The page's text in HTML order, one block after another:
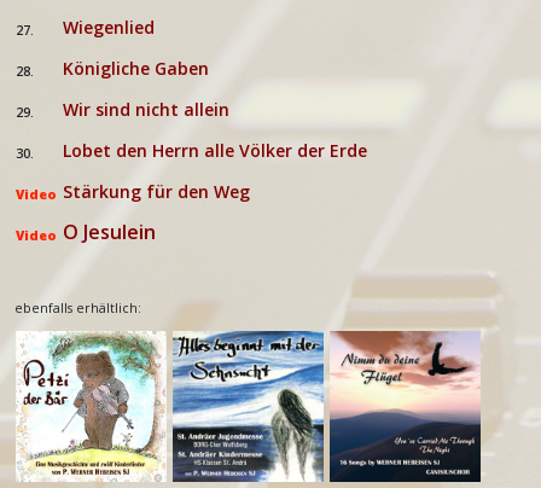
27. Wiegenlied
28. Königliche Gaben
29. Wir sind nicht allein
30. Lobet den Herrn alle Völker der Erde
Video Stärkung für den Weg
Video O Jesulein
ebenfalls erhältlich: